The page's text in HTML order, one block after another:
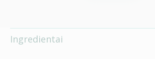
Ingredientai